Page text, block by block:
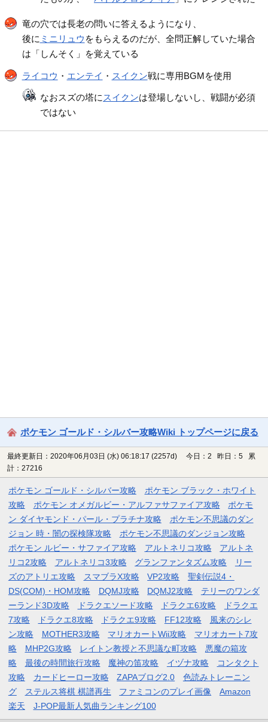
竜の穴では長老の問いに答えるようになり、
後に ミニリュウ をもらえるのだが、全問正解していた場合
は「しんそく」を覚えている
ライコウ ・ エンテイ ・ スイクン戦に専用BGMを使用
なおスズの塔に スイクンは登場しないし、戦闘が必須
ではない
ポケモン ゴールド・シルバー攻略Wiki トップページに戻る
最終更新日：2020年06月03日 (水) 06:18:17 (2257d)
今日：2 昨日：5 累
計：27216
ポケモン ゴールド・シルバー攻略
ポケモン ブラック・ホワイト
攻略
ポケモン オメガルビー・アルファサファイア攻略
ポケモ
ン ダイヤモンド・パール・プラチナ攻略
ポケモン不思議のダン
ジョン 時・闇の探検隊攻略
ポケモン不思議のダンジョン攻略
ポケモン ルビー・サファイア攻略
アルトネリコ攻略
アルトネ
リコ2攻略
アルトネリコ3攻略 グランファンタズム攻略
リー
ズのアトリエ攻略
スマブラX攻略 VP2攻略
聖剣伝説4・
DS(COM)・HOM攻略
DQMJ攻略 DQMJ2攻略
テリーのワンダ
ーランド3D攻略
ドラクエソード攻略 ドラクエ6攻略
ドラクエ
7攻略
ドラクエ8攻略 ドラクエ9攻略 FF12攻略
風来のシレ
ン攻略
MOTHER3攻略 マリオカートWii攻略
マリオカート7攻
略
MHP2G攻略 レイトン教授と不思議な町攻略
悪魔の箱攻
略
最後の時間旅行攻略 魔神の笛攻略 イヅナ攻略
コンタクト
攻略
カードヒーロー攻略 ZAPAブログ2.0
色読みトレーニン
グ
ステルス将棋 棋譜再生 ファミコンのプレイ画像
Amazon
楽天
J-POP最新人気曲ランキング100